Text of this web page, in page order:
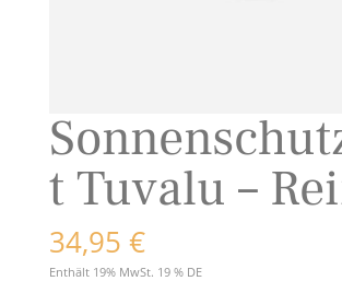
t Tuvalu –
34,95 €
Enthält 19% MwSt. 19 % DE